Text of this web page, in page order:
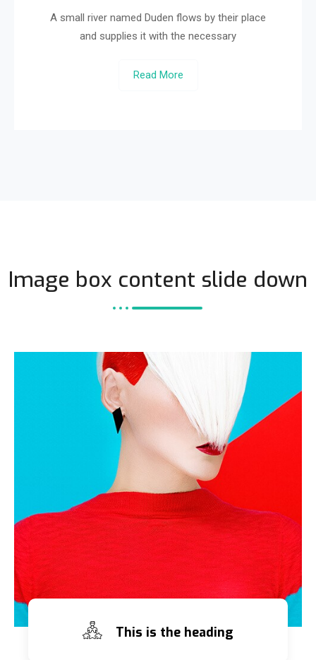
A small river named Duden flows by their place
and supplies it with the necessary
Read More
Image box content slide down
This is the heading